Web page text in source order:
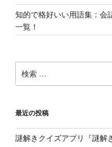
ョ
ン
知的で格好いい用語集：会
一覧！
索:
最近の投稿
謎解きクイズアプリ『謎解